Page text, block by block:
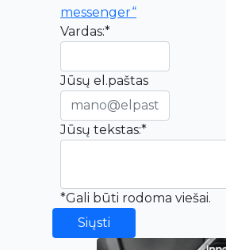
messenger“
Vardas:*
Jūsų el.paštas
Jūsų tekstas:*
*Gali būti rodoma viešai.
Siųsti